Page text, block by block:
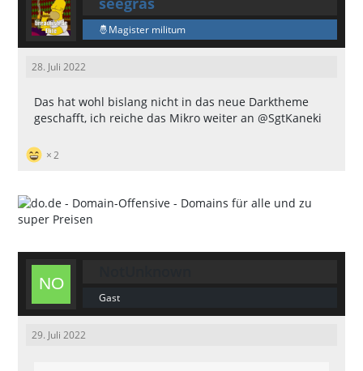
Magister militum
28. Juli 2022
Das hat wohl bislang nicht in das neue Darktheme
geschafft, ich reiche das Mikro weiter an @SgtKaneki
2
Gast
29. Juli 2022